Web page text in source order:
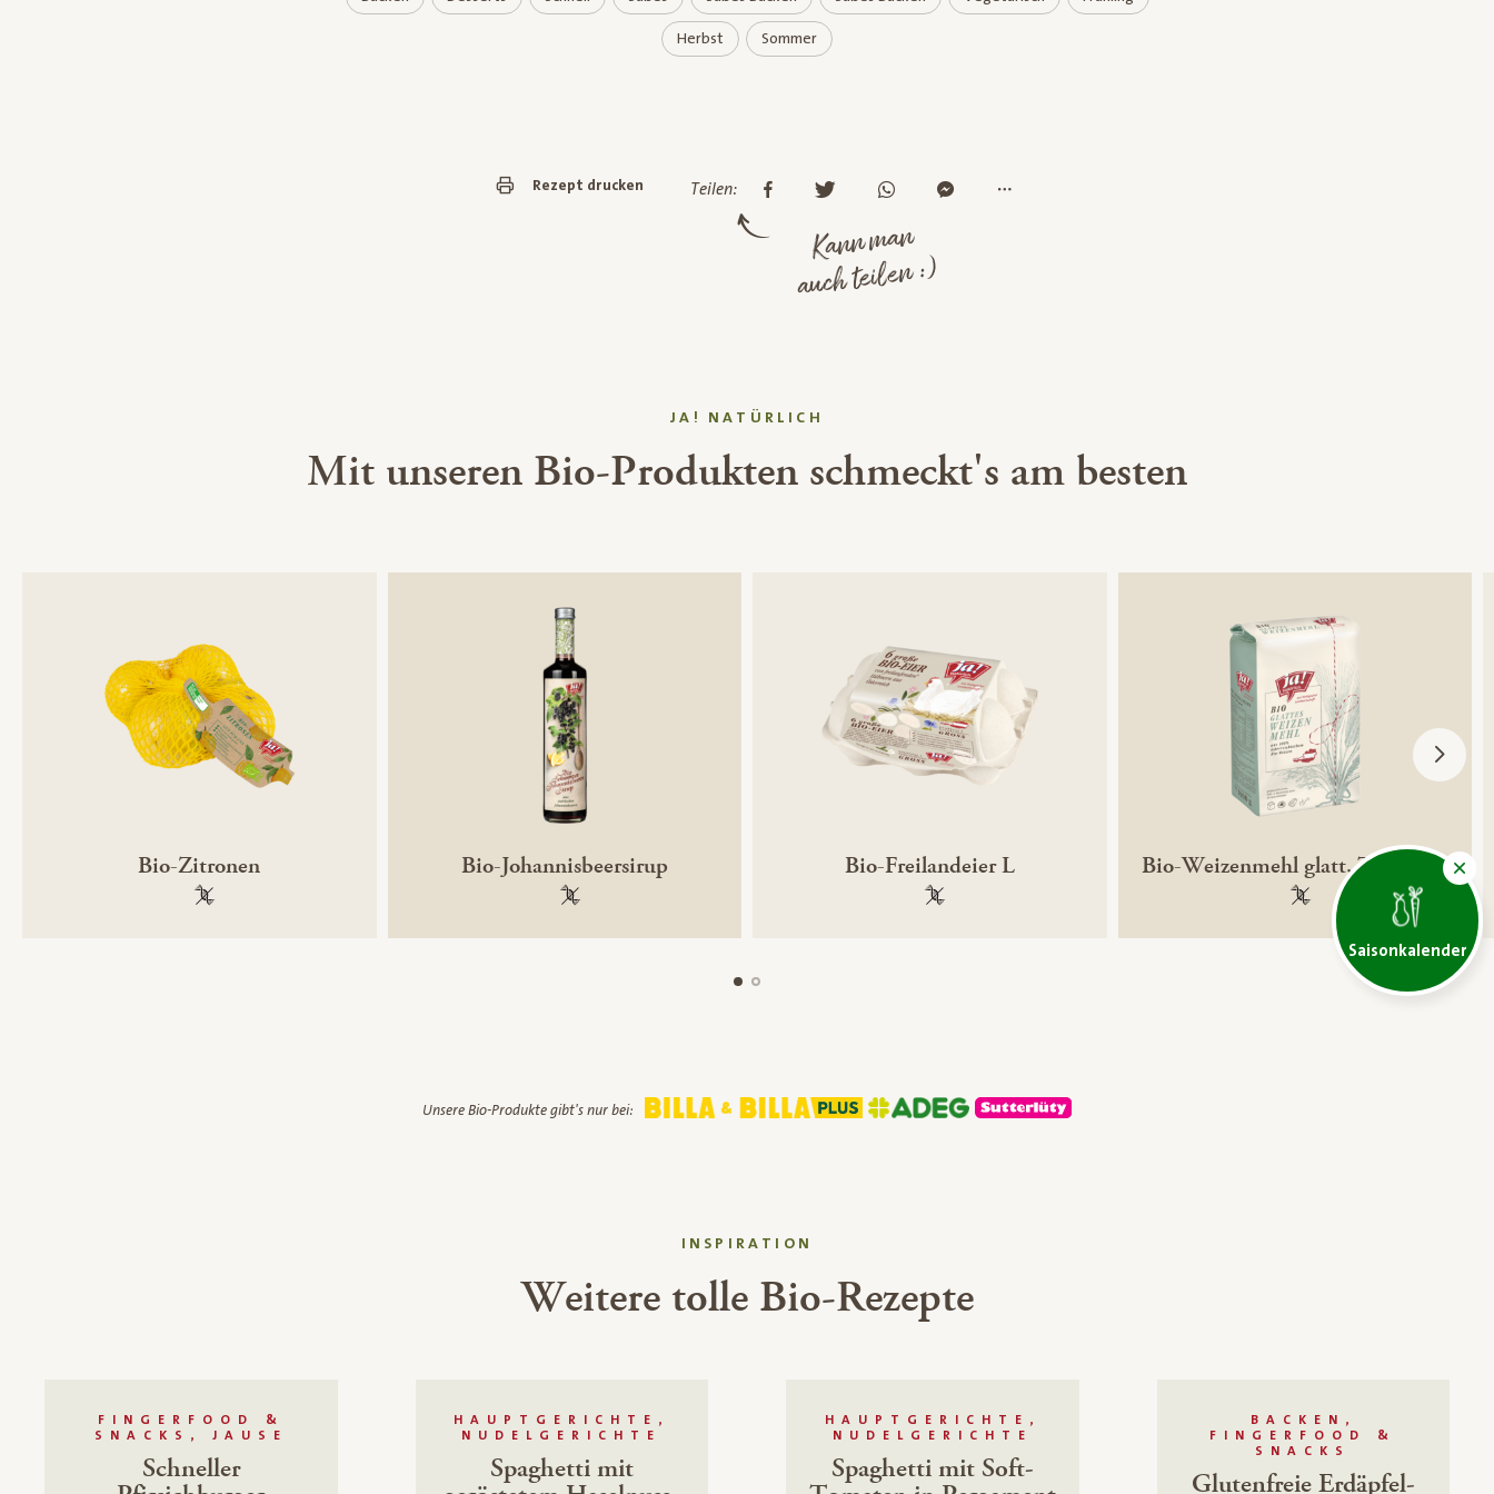
Saisonkalender
Herbst Sommer
Rezept drucken Teilen:
Kann man
auch teilen :)
JA! NATÜRLICH
Mit unseren Bio-Produkten schmeckt's am besten
Bio-Zitronen
100 % gentechnikfrei
Bio-Johannisbeersirup
100 % gentechnikfrei
Bio-Freilandeier L
100 % gentechnikfrei
Bio-Weizenmehl glatt, Type 700
100 % gentechnikfrei
Unsere Bio-Produkte gibt's nur bei:
INSPIRATION
Weitere tolle Bio-Rezepte
FINGERFOOD &
SNACKS, JAUSE
Schneller
HAUPTGERICHTE,
NUDELGERICHTE
Spaghetti mit
HAUPTGERICHTE,
NUDELGERICHTE
Spaghetti mit Soft-
BACKEN,
FINGERFOOD &
SNACKS
Glutenfreie Erdäpfel-